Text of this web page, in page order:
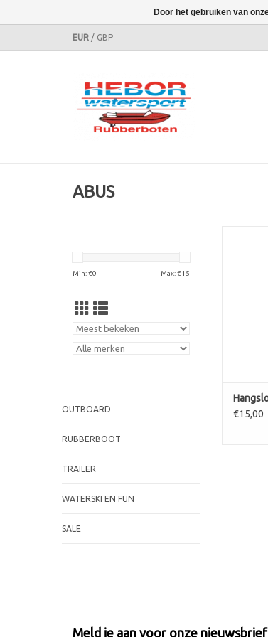
EUR / GBP
ABUS
Min: €0 Max: €15
OUTBOARD
RUBBERBOOT
TRAILER
WATERSKI EN FUN
SALE
€15,00
Meld je aan voor onze
Door het gebruiken van